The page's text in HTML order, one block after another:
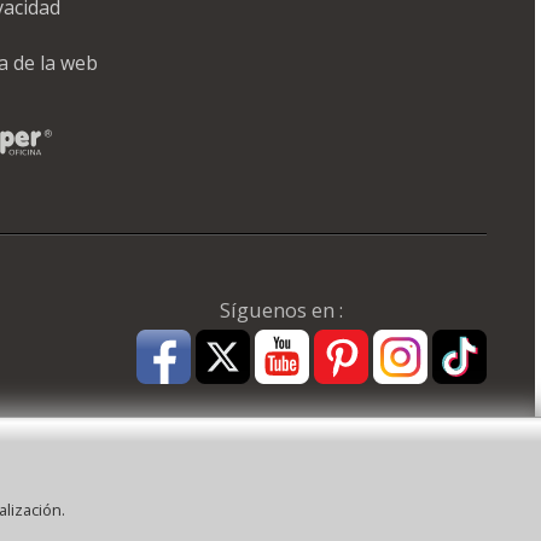
de la web
Síguenos en :